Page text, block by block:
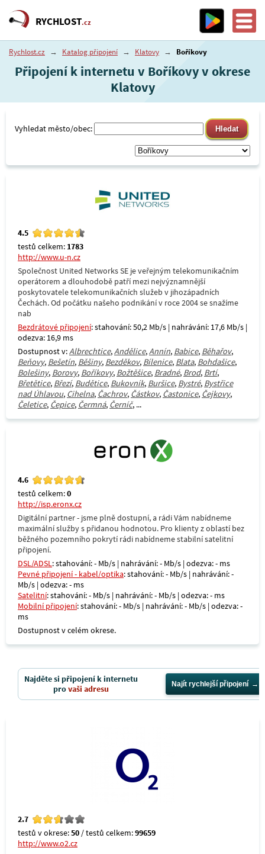
RYCHLOST.cz
Rychlost.cz → Katalog připojení → Klatovy → Boříkovy
Připojení k internetu v Boříkovy v okrese
Klatovy
Vyhledat město/obec:
4.5
testů celkem: 1783
http://www.u-n.cz
Společnost United Networks SE je veřejným telekomunikačním
operátorem a dlouhodobě patří mezi nejvýznamnější
poskytovatele telekomunikačních služeb v jihozápadních
Čechách. Od počátku našeho podnikání v roce 2004 se snažíme
nab
Bezdrátové připojení: stahování: 50,2 Mb/s | nahrávání: 17,6 Mb/s |
odezva: 16,9 ms
Dostupnost v:Albrechtice,Andělice,Annín, Babice, Běhařov,
Beňovy, Bešetín, Běšiny, Bezděkov, Bílenice, Blata, Bohdašice,
Bolešiny, Borovy, Boříkovy, Božtěšice, Bradné, Brod, Brtí,
Břetětice, Březí, Budětice, Bukovník, Buršice, Bystré, Bystřice
nad Úhlavou, Cihelna, Čachrov, Částkov, Častonice, Čejkovy,
Čeletice, Čepice, Čermná, Černíč, ...
4.6
testů celkem:0
http://isp.eronx.cz
Digitální partner - jsme plně dostupní, a rádi Vám nabídneme
maximální služby s přidanou hodnotou. Pro klienty z oblastí bez
běžného pozemního pokrytí rádi nabídneme stabilní satelitní
připojení.
DSL/ADSL: stahování: - Mb/s | nahrávání: - Mb/s | odezva: - ms
Pevné připojení - kabel/optika: stahování: - Mb/s | nahrávání: -
Mb/s | odezva: - ms
Satelitní: stahování: - Mb/s | nahrávání: - Mb/s | odezva: - ms
Mobilní připojení: stahování: - Mb/s | nahrávání: - Mb/s | odezva: -
ms
Dostupnost v celém okrese.
Najděte si připojení k internetu
provaši adresu Najít rychlejší připojení
2.7
testů v okrese:50 / testů celkem:99659
http://www.o2.cz